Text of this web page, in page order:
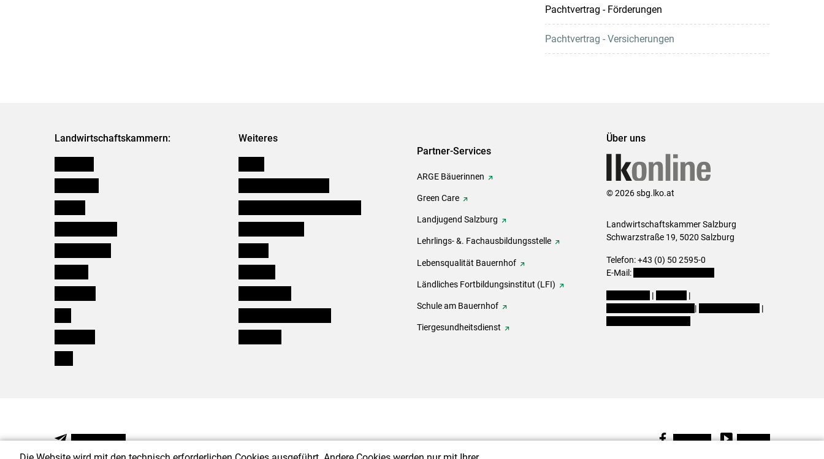
Pachtvertrag - Förderungen
Pachtvertrag - Versicherungen
Landwirtschaftskammern: Weiteres
Partner-Services
ARGE Bäuerinnen
Green Care
Landjugend Salzburg
Lehrlings- &. Fachausbildungsstelle
Lebensqualität Bauernhof
Ländliches Fortbildungsinstitut (LFI)
Schule am Bauernhof
Tiergesundheitsdienst
Über uns
© 2026 sbg.lko.at
Landwirtschaftskammer Salzburg
Schwarzstraße 19, 5020 Salzburg
Telefon: +43 (0) 50 2595-0
E-Mail:
|
|
|
|
NEWSLETTER Facebook Youtube